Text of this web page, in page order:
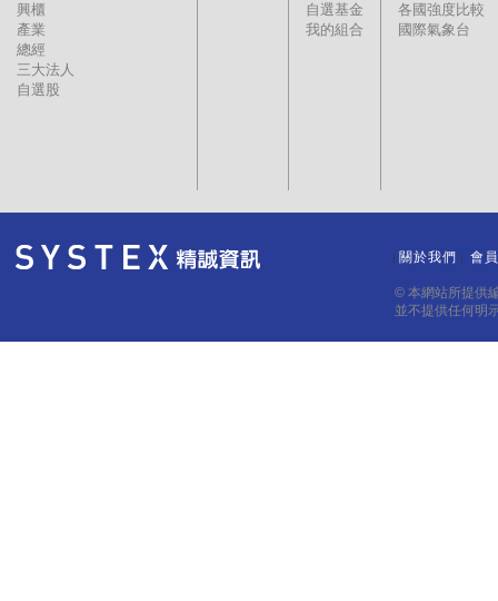
興櫃
產業
總經
三大法人
自選股
自選基金
我的組合
各國強度比較
國際氣象台
關於我們 會
© 本網站所提供
並不提供任何明